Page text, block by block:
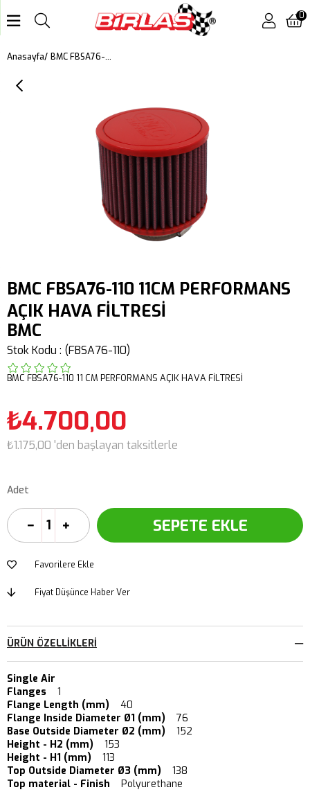
0
Anasayfa BMC FBSA76-110 11CM PERFORMANS AÇIK HAVA FİLTRESİ
BMC FBSA76-110 11CM PERFORMANS
AÇIK HAVA FİLTRESİ
BMC
Stok Kodu (FBSA76-110)
BMC FBSA76-110 11 CM PERFORMANS AÇIK HAVA FİLTRESİ
₺4.700,00
₺1.175,00 'den başlayan taksitlerle
Adet
Favorilere Ekle
Fiyat Düşünce Haber Ver
ÜRÜN ÖZELLIKLERI
Single Air
Flanges
1
Flange Length (mm)
40
Flange Inside Diameter Ø1 (mm) 76
Base Outside Diameter Ø2 (mm) 152
Height - H2 (mm) 153
Height - H1 (mm) 113
Top Outside Diameter Ø3 (mm) 138
Top material - Finish Polyurethane